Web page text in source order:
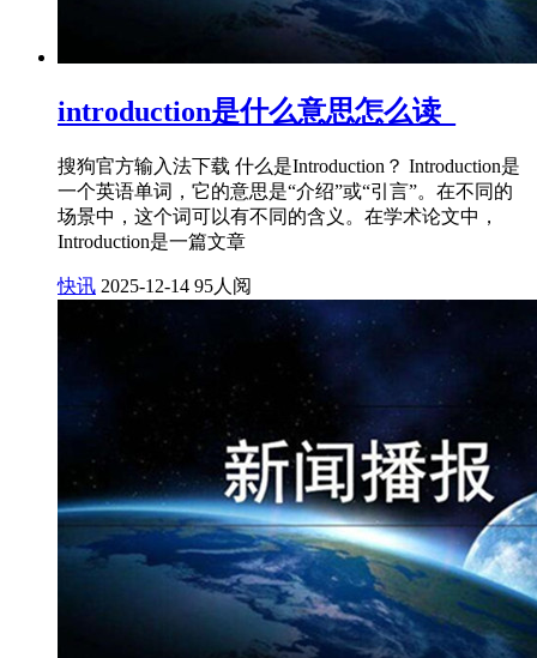
introduction是什么意思怎么读_
搜狗官方输入法下载 什么是Introduction？ Introduction是
一个英语单词，它的意思是“介绍”或“引言”。在不同的
场景中，这个词可以有不同的含义。在学术论文中，
Introduction是一篇文章
快讯 2025-12-14 95人阅